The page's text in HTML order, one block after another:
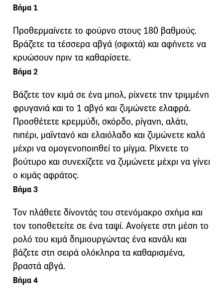
Βήμα 1
Προθερμαίνετε το φούρνο στους 180 βαθμούς.
Βράζετε τα τέσσερα αβγά (σφιχτά) και αφήνετε να
κρυώσουν πριν τα καθαρίσετε.
Βήμα 2
Βάζετε τον κιμά σε ένα μπολ, ρίχνετε την τριμμένη
φρυγανιά και το 1 αβγό και ζυμώνετε ελαφρά.
Προσθέτετε κρεμμύδι, σκόρδο, ρίγανη, αλάτι,
πιπέρι, μαϊντανό και ελαιόλαδο και ζυμώνετε καλά
μέχρι να ομογενοποιηθεί το μίγμα. Ρίχνετε το
βούτυρο και συνεχίζετε να ζυμώνετε μέχρι να γίνει
ο κιμάς αφράτος.
Βήμα 3
Τον πλάθετε δίνοντάς του στενόμακρο σχήμα και
τον τοποθετείτε σε ένα ταψί. Ανοίγετε στη μέση το
ρολό του κιμά δημιουργώντας ένα κανάλι και
βάζετε στη σειρά ολόκληρα τα καθαρισμένα,
βραστά αβγά.
Βήμα 4